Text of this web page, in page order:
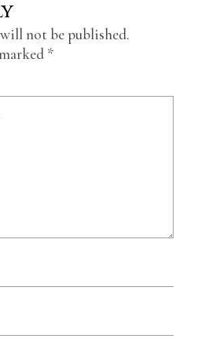
not be published.
*